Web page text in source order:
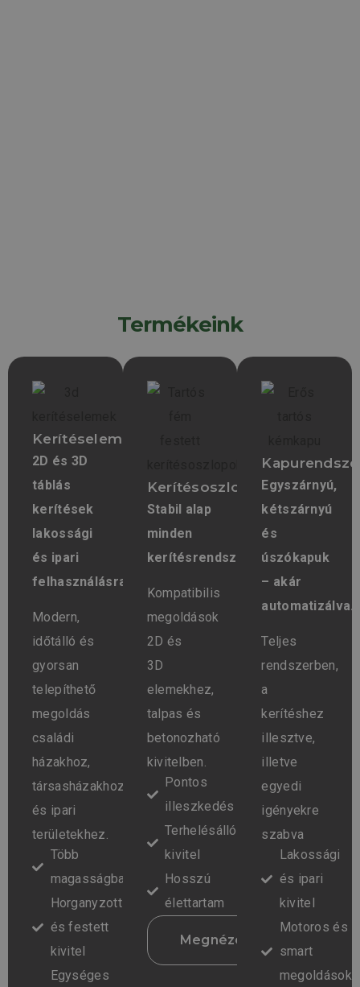
Termékeink
Kerítéselemek
2D és 3D
táblás
kerítések
lakossági
és ipari
felhasználásra.
Modern,
időtálló és
gyorsan
telepíthető
megoldás
családi
házakhoz,
társasházakhoz
és ipari
területekhez.
Több
magasságban
Horganyzott
és festett
kivitel
Egységes
Kerítésoszlopok
Stabil alap
minden
kerítésrendszerhez.
Kompatibilis
megoldások
2D és
3D
elemekhez,
talpas és
betonozható
kivitelben.
Pontos
illeszkedés
Terhelésálló
kivitel
Hosszú
élettartam
Megnézem
Egyszárnyú,
kétszárnyú
és
úszókapuk
– akár
automatizálva.
Teljes
rendszerben,
a
kerítéshez
illesztve,
illetve
egyedi
igényekre
szabva
Lakossági
és ipari
kivitel
Motoros és
smart
megoldások